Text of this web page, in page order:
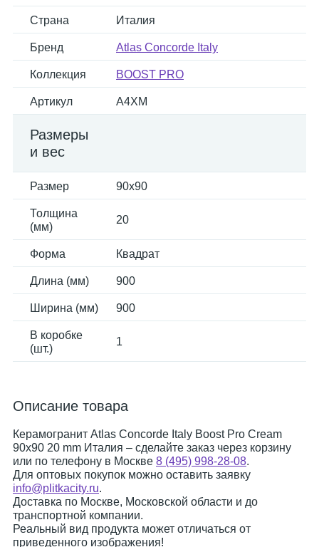
Страна Италия
Бренд Atlas Concorde Italy
Коллекция BOOST PRO
Артикул A4XM
Размеры
и вес
Размер 90x90
Толщина
(мм)
20
Форма Квадрат
Длина (мм) 900
Ширина (мм) 900
В коробке
(шт.)
1
Описание товара
Керамогранит Atlas Concorde Italy Boost Pro Cream
90x90 20 mm Италия – сделайте заказ через корзину
или по телефону в Москве 8 (495) 998-28-08.
Для оптовых покупок можно оставить заявку
info@plitkacity.ru.
Доставка по Москве, Московской области и до
транспортной компании.
Реальный вид продукта может отличаться от
приведенного изображения!